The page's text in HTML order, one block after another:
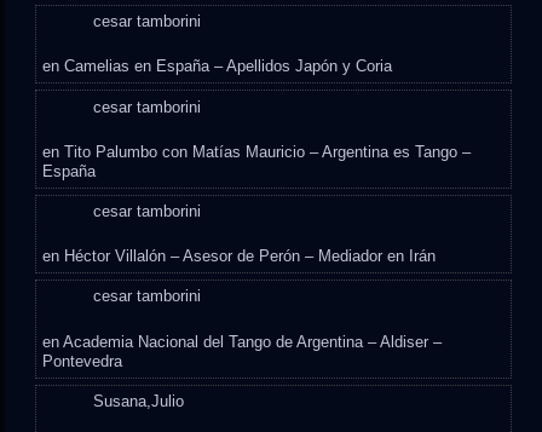
cesar tamborini
enCamelias en España – Apellidos Japón y Coria
cesar tamborini
enTito Palumbo con Matías Mauricio – Argentina es Tango –
España
cesar tamborini
en Héctor Villalón – Asesor de Perón – Mediador en Irán
cesar tamborini
enAcademia Nacional del Tango de Argentina – Aldiser –
Pontevedra
Susana,Julio